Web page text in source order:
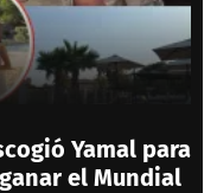
Yamal para
el Mundial